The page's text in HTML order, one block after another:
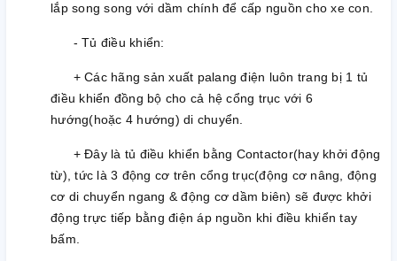
lắp song song với dầm chính để cấp nguồn cho xe con.
- Tủ điều khiển:
+ Các hãng sản xuất palang điện luôn trang bị 1 tủ
điều khiển đồng bộ cho cả hệ cổng trục với 6
hướng(hoặc 4 hướng) di chuyển.
+ Đây là tủ điều khiển bằng Contactor(hay khởi động
từ), tức là 3 động cơ trên cổng trục(động cơ nâng, động
cơ di chuyển ngang & động cơ dầm biên) sẽ được khởi
động trực tiếp bằng điện áp nguồn khi điều khiển tay
bấm.